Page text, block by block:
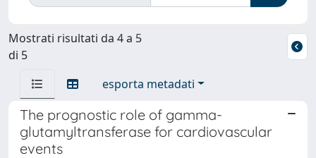
Mostrati risultati da 4 a 5
di 5
esporta metadati
The prognostic role of gamma-
glutamyltransferase for cardiovascular
events